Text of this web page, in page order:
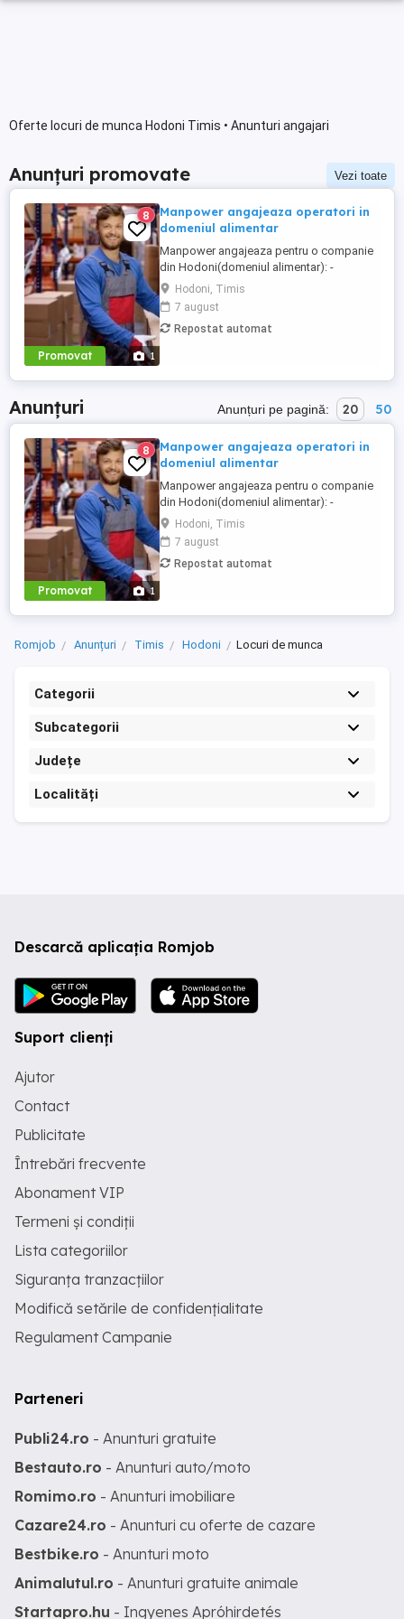
Oferte locuri de munca Hodoni Timis • Anunturi angajari
Anunțuri promovate Vezi toate
Promovat 1
8
Manpower angajeaza operatori in
domeniul alimentar
Manpower angajeaza pentru o companie
din Hodoni(domeniul alimentar): -
operator productie; - ambalatori; -
manipulanti marfa. BENEFICII: - Salariu de
incadrare 4780 brut - Tichete de masa 40
lei zi - Program lucru 12 24 - Bonus rebut-
Hodoni, Timis
7 august
Repostat automat
Anunțuri Anunțuri pe pagină: 20 50
Promovat 1
8
Manpower angajeaza operatori in
domeniul alimentar
Manpower angajeaza pentru o companie
din Hodoni(domeniul alimentar): -
operator productie; - ambalatori; -
manipulanti marfa. BENEFICII: - Salariu de
incadrare 4780 brut - Tichete de masa 40
lei zi - Program lucru 12 24 - Bonus rebut-
Hodoni, Timis
7 august
Repostat automat
Romjob Anunțuri Timis Hodoni Locuri de munca
Categorii
Subcategorii
Județe
Localități
Descarcă aplicația Romjob
Suport clienți
Ajutor
Contact
Publicitate
Întrebări frecvente
Abonament VIP
Termeni și condiții
Lista categoriilor
Siguranța tranzacțiilor
Modifică setările de confidențialitate
Regulament Campanie
Parteneri
Publi24.ro - Anunturi gratuite
Bestauto.ro - Anunturi auto/moto
Romimo.ro - Anunturi imobiliare
Cazare24.ro - Anunturi cu oferte de cazare
Bestbike.ro - Anunturi moto
Animalutul.ro - Anunturi gratuite animale
Startapro.hu - Ingyenes Apróhirdetés